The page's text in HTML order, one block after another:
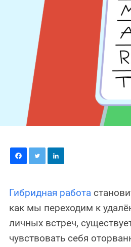
Гибридная работа
как мы переходим к
личных встреч,
чувствовать себя